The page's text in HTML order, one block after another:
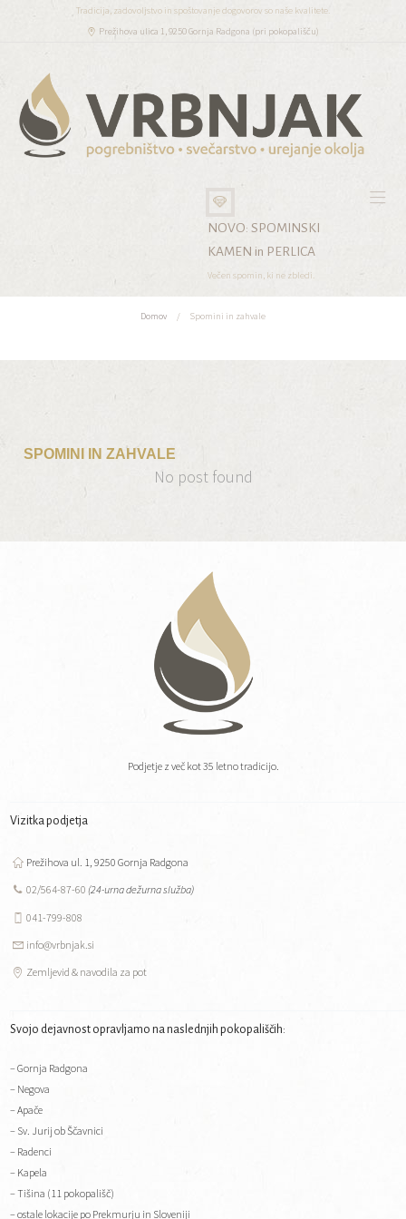
Tradicija, zadovoljstvo in spoštovanje dogovorov so naše kvalitete.
Prežihova ulica 1, 9250 Gornja Radgona (pri pokopališču)
NOVO: SPOMINSKI
KAMEN in PERLICA
Večen spomin, ki ne zbledi.
Domov Spomini in zahvale
SPOMINI IN ZAHVALE
No post found
Podjetje z več kot 35 letno tradicijo.
Vizitka podjetja
Prežihova ul. 1, 9250 Gornja Radgona
02/564-87-60 (24-urna dežurna služba)
041-799-808
info@vrbnjak.si
Zemljevid & navodila za pot
Svojo dejavnost opravljamo na naslednjih pokopališčih:
– Gornja Radgona
– Negova
– Apače
– Sv. Jurij ob Ščavnici
– Radenci
– Kapela
– Tišina (11 pokopališč)
– ostale lokacije po Prekmurju in Sloveniji